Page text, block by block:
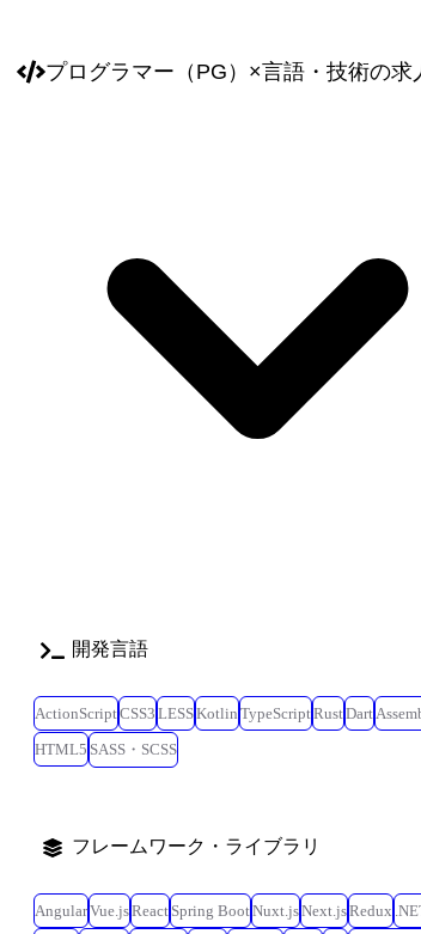
プログラマー（PG） ×言語・技術の求
開発言語
ActionScriptCSS3 LESSKotlin TypeScriptRustDart
HTML5 SASS・SCSS
フレームワーク・ライブラリ
AngularVue.jsReact Spring BootNuxt.jsNext.jsRedux